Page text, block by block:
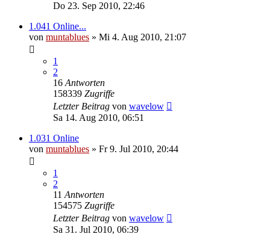
Do 23. Sep 2010, 22:46
1.041 Online...
von muntablues » Mi 4. Aug 2010, 21:07
1
2
16 Antworten
158339 Zugriffe
Letzter Beitrag von wavelow
Sa 14. Aug 2010, 06:51
1.031 Online
von muntablues » Fr 9. Jul 2010, 20:44
1
2
11 Antworten
154575 Zugriffe
Letzter Beitrag von wavelow
Sa 31. Jul 2010, 06:39